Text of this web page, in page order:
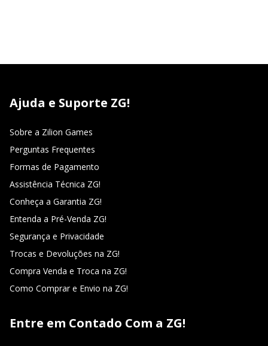
Ajuda e Suporte ZG!
Sobre a Zilion Games
Perguntas Frequentes
Formas de Pagamento
Assistência Técnica ZG!
Conheça a Garantia ZG!
Entenda a Pré-Venda ZG!
Segurança e Privacidade
Trocas e Devoluções na ZG!
Compra Venda e Troca na ZG!
Como Comprar e Envio na ZG!
Entre em Contado Com a ZG!